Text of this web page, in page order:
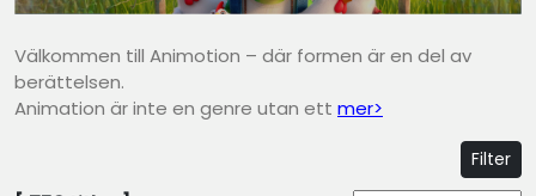
Välkommen till Animotion – där formen är en del av
berättelsen.
Animation är inte en genre utan ett mer>
Filter